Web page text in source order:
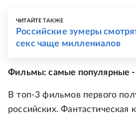
ЧИТАЙТЕ ТАКЖЕ
Российские зумеры
секс чаще миллениалов
Фильмы: самые популярные -
В топ-3 фильмов первого
российских. Фантастическая